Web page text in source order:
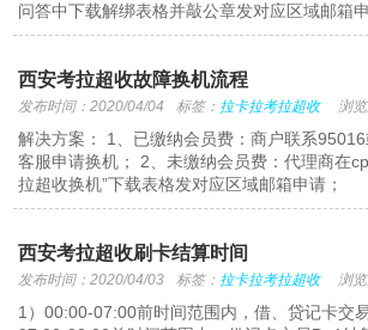
问答中下载解绑表格并敲公章发对应区域邮箱申
西安考拉超收故障换机流程
发布时间：2020/04/04 标签： 拉卡拉考拉超收 浏
解决方案： 1、已缴纳会员费：商户联系
客服申请换机； 2、未缴纳会员费：代理商在
拉超收换机”下载表格发对应区域邮箱申请；
西安考拉超收刷卡结算时间
发布时间：2020/04/03 标签： 拉卡拉考拉超收 浏
1）00:00-07:00前时间范围内，借、贷记卡交